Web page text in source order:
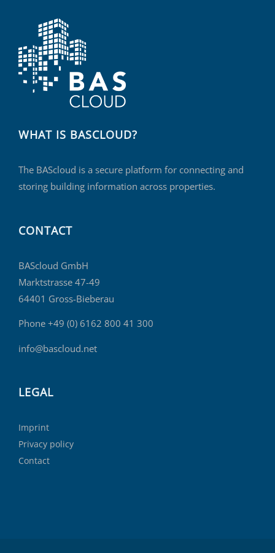
WHAT IS BASCLOUD?
The BAScloud is a secure platform for connecting and
storing building information across properties.
CONTACT
BAScloud GmbH
Marktstrasse 47-49
64401 Gross-Bieberau
Phone +49 (0) 6162 800 41 300
info@bascloud.net
LEGAL
Imprint
Privacy policy
Contact